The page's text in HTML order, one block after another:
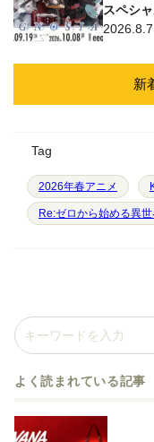
スペシ
2026.8.7
新
Tag
2026年春アニメ
Re:ゼロから始める異
よく読まれている記事